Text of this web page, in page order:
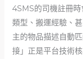
4SMS的司機註冊
類型、搬運經驗、
主的物品描述自動
接」正是平台技術核